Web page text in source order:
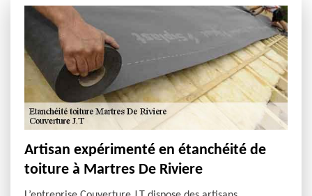
Artisan expérimenté en étanchéité de
toiture à Martres De Riviere